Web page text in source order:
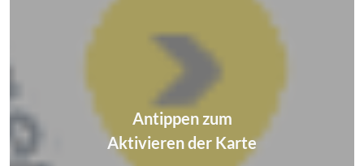
Antippen zum
Aktivieren der Karte